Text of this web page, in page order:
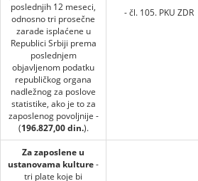
poslednjih 12 meseci,
odnosno tri prosečne
zarade isplaćene u
Republici Srbiji prema
poslednjem
objavljenom podatku
republičkog organa
nadležnog za poslove
statistike, ako je to za
zaposlenog povoljnije -
(196.827,00 din.).
- čl. 105. PKU ZDR
Za zaposlene u
ustanovama kulture-
tri plate koje bi